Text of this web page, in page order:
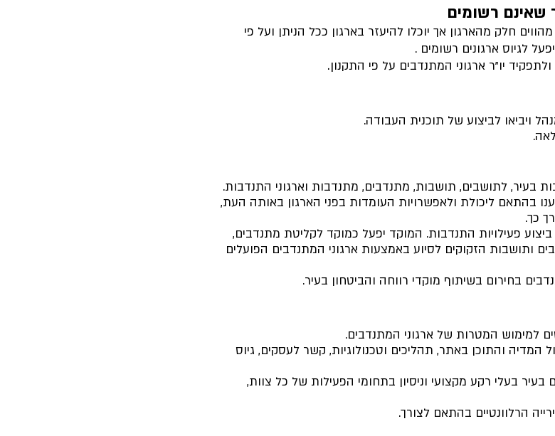
שאינם רשומים
חלק מהארגון אך יוכלו להיעזר בארגון ככל הניתן ועל פי
לגיוס ארגונים רשומים .
יו"ר ארגוני המתנדבים על פי התקנון.
ויביאו לביצוע של תוכנית העבודה.
בעיר, לתושבים, תושבות, מתנדבים, מתנדבות וארגוני התנדבות.
בהתאם ליכולת ולאפשרויות העומדות בפני הארגון באותה העת,
כך.
פעילויות התנדבות. המוקד יפעל כמוקד לקליטת מתנדבים,
ותושבות הזקוקים לסיוע באמצעות ארגוני המתנדבים הפועלים
בחירום בשיתוף מוקדי רווחה והביטחון בעיר.
למימוש המטרות של ארגוני המתנדבים.
המדיה והתוכן באתר, תהליכים וטכנולוגיות, קשר לעסקים, גיוס
בעלי רקע מקצועי וניסיון בתחומי הפעילות של כל צוות,
הרלוונטיים בהתאם לצורך.